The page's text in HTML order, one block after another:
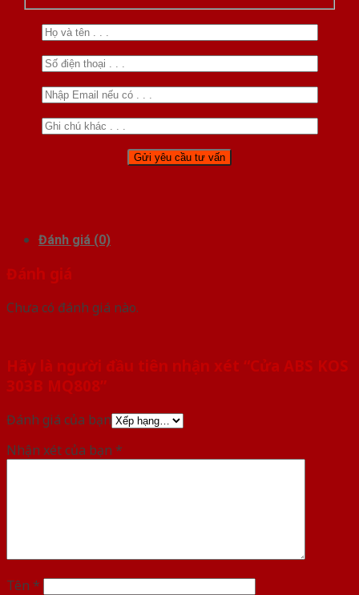
Đánh giá (0)
Đánh giá
Chưa có đánh giá nào.
Hãy là người đầu tiên nhận xét “Cửa ABS KOS
303B MQ808”
Đánh giá của bạn
Nhận xét của bạn *
Tên *